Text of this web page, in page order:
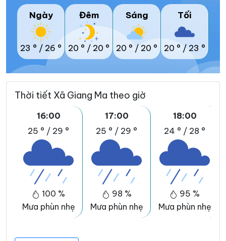
Ngày
23 ° / 26 °
Đêm
20 ° / 20 °
Sáng
20 ° / 20 °
Tối
20 ° / 23 °
Thời tiết Xã Giang Ma theo giờ
16:00
25 ° / 29 °
100 %
Mưa phùn nhẹ
17:00
25 ° / 29 °
98 %
Mưa phùn nhẹ
18:00
24 ° / 28 °
95 %
Mưa phùn nhẹ